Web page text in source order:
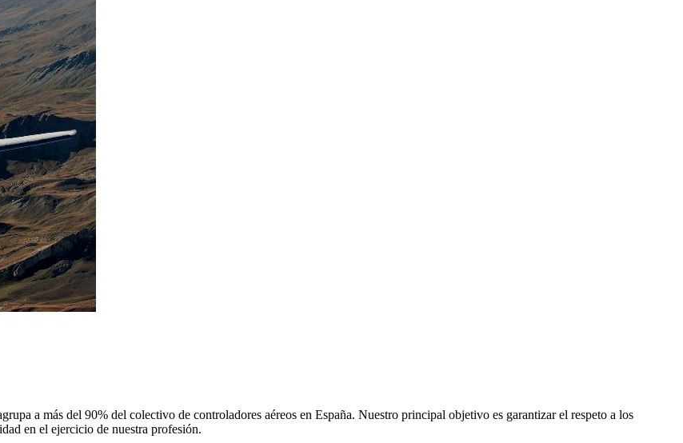
a más del 90% del colectivo de controladores aéreos en España. Nuestro principal objetivo es garantizar el respeto a los
en el ejercicio de nuestra profesión.